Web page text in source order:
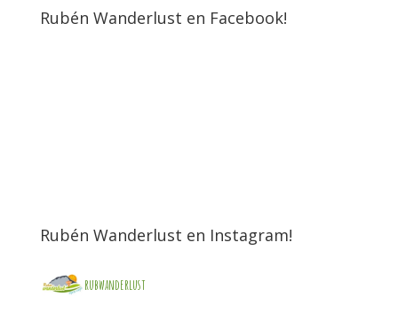
Rubén Wanderlust en Facebook!
Rubén Wanderlust en Instagram!
rubwanderlust